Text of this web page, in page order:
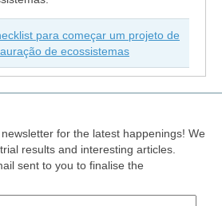
para começar um projeto de
de ecossistemas
for the latest happenings! We
results and interesting articles.
sent to you to finalise the